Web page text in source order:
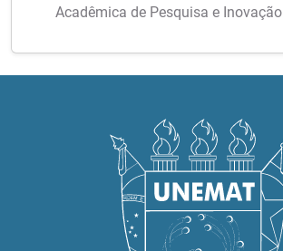
Acadêmica de Pesquisa e Inovação